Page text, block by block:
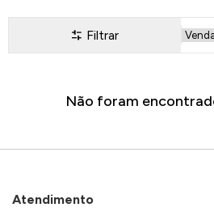
Filtrar
Não foram
Atendimento